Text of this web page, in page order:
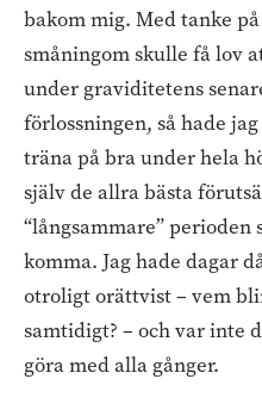
bakom mig. Med tanke
småningom skulle få lov
under graviditetens
förlossningen, så hade
träna på bra under hela
själv de allra bästa
“långsammare”
komma. Jag hade dagar
otroligt orättvist – vem
samtidigt? – och var inte
göra med alla gånger.